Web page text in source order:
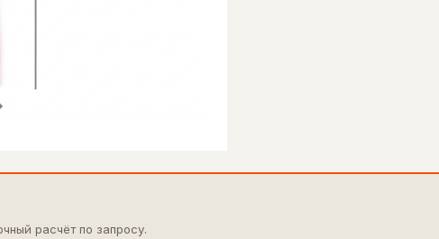
расчёт по запросу.